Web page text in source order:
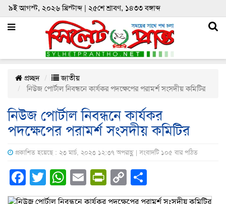
৯ই আগস্ট, ২০২৬ খ্রিস্টাব্দ | ২৫শে শ্রাবণ, ১৪৩৩ বঙ্গাব্দ
প্রচ্ছদ
জাতীয়
নিউজ পোর্টাল নিবন্ধনে কার্যকর পদক্ষেপের পরামর্শ সংসদীয় কমিটির
নিউজ পোর্টাল নিবন্ধনে কার্যকর
পদক্ষেপের পরামর্শ সংসদীয় কমিটির
প্রকাশিত হয়েছে : ২৩ মার্চ, ২০২৩ ১২:৩৭ অপরাহ্ণ | সংবাদটি ১০৫ বার পঠিত
Facebook
Twitter
WhatsApp
EmailPrintFriendly
Copy
Link